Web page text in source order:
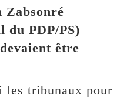
Zabsonré
du PDP/PS)
être
les tribunaux pour